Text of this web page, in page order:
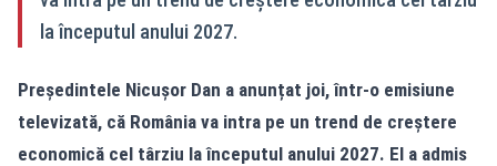
la începutul anului 2027.
Președintele Nicușor Dan a anunțat joi, într-o emisiune
televizată, că România va intra pe un trend de creștere
economică cel târziu la începutul anului 2027. El a admis